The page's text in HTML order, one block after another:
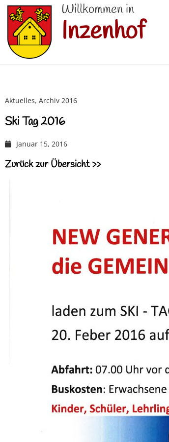
Willkommen in
Inzenhof
Aktuelles, Archiv 2016
Ski Tag 2016
Januar 15, 2016
Zurück zur Übersicht >>